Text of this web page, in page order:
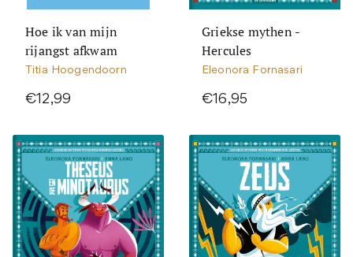
Hoe ik van mijn
rijangst afkwam
Titia Hoogendoorn
€12,99
Griekse mythen -
Hercules
Eleonora Fornasari
€16,95